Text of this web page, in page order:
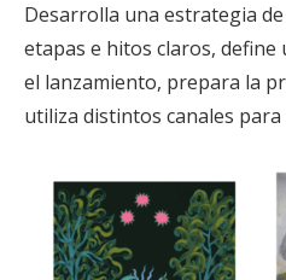
Desarrolla una estrategia
etapas e hitos claros, define
el lanzamiento, prepara la
utiliza distintos canales